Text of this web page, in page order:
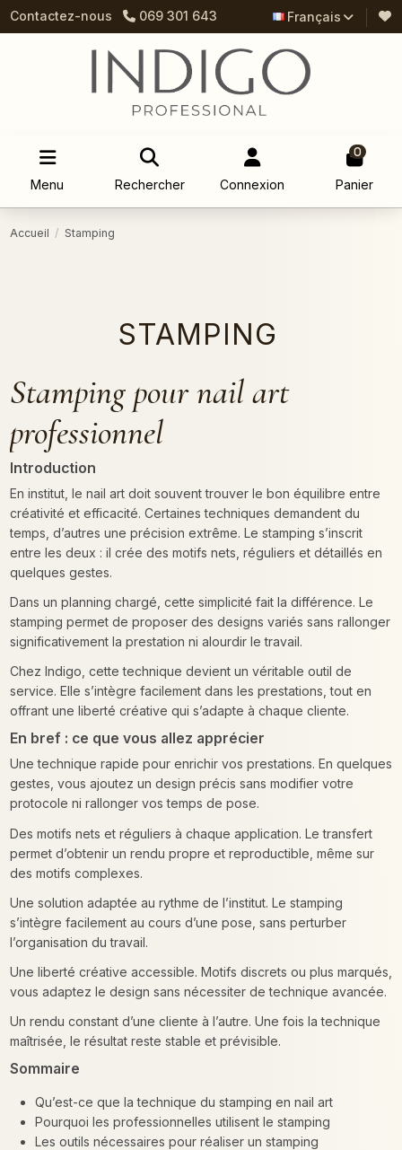
Contactez-nous 069 301 643 Français
Menu Rechercher Connexion
0
Panier
Accueil Stamping
STAMPING
Stamping pour nail art
professionnel
Introduction
En institut, le nail art doit souvent trouver le bon équilibre entre
créativité et efficacité. Certaines techniques demandent du
temps, d’autres une précision extrême. Le stamping s’inscrit
entre les deux : il crée des motifs nets, réguliers et détaillés en
quelques gestes.
Dans un planning chargé, cette simplicité fait la différence. Le
stamping permet de proposer des designs variés sans rallonger
significativement la prestation ni alourdir le travail.
Chez Indigo, cette technique devient un véritable outil de
service. Elle s’intègre facilement dans les prestations, tout en
offrant une liberté créative qui s’adapte à chaque cliente.
En bref : ce que vous allez apprécier
Une technique rapide pour enrichir vos prestations. En quelques
gestes, vous ajoutez un design précis sans modifier votre
protocole ni rallonger vos temps de pose.
Des motifs nets et réguliers à chaque application. Le transfert
permet d’obtenir un rendu propre et reproductible, même sur
des motifs complexes.
Une solution adaptée au rythme de l’institut. Le stamping
s’intègre facilement au cours d’une pose, sans perturber
l’organisation du travail.
Une liberté créative accessible. Motifs discrets ou plus marqués,
vous adaptez le design sans nécessiter de technique avancée.
Un rendu constant d’une cliente à l’autre. Une fois la technique
maîtrisée, le résultat reste stable et prévisible.
Sommaire
Qu’est-ce que la technique du stamping en nail art
Pourquoi les professionnelles utilisent le stamping
Les outils nécessaires pour réaliser un stamping